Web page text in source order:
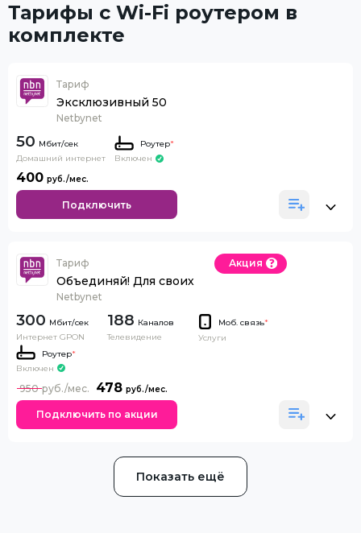
Тарифы с Wi-Fi роутером в
комплекте
Тариф
Эксклюзивный 50
Netbynet
50
Домашний интернет
Роутер*
Включен
400
Подключить
Тариф
Объединяй! Для своих
Netbynet
Акция
300
Интернет GPON
188 Каналов
Телевидение
Моб. связь*
Услуги
Роутер*
Включен
478
950
Подключить по акции
Показать ещё